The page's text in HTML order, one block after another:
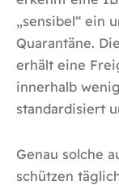
„sensibel“ ein
Quarantäne.
erhält eine
innerhalb
standardisiert
Genau solche
schützen